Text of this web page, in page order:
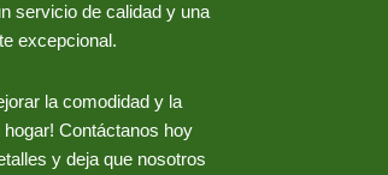
servicio de calidad y una
excepcional.
la comodidad y la
Contáctanos hoy
y deja que nosotros